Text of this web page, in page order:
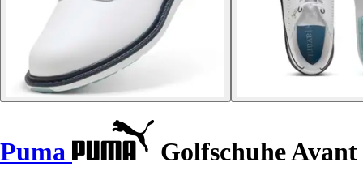
Puma Golfschuhe Avant